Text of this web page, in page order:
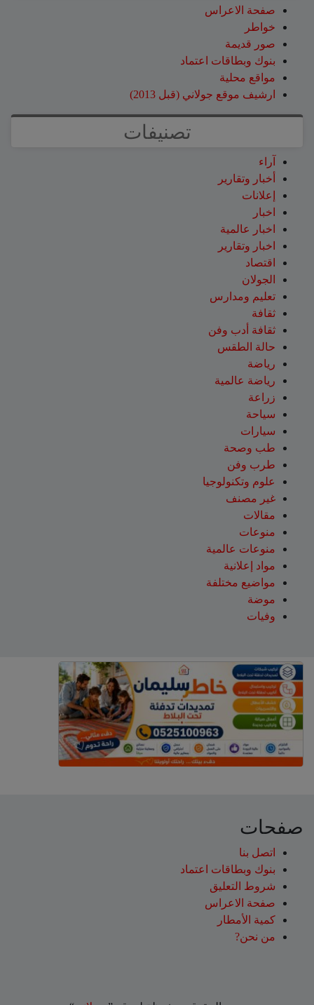
صفحة الاعراس
خواطر
صور قديمة
بنوك وبطاقات اعتماد
مواقع محلية
ارشيف موقع جولاني (قبل 2013)
تصنيفات
آراء
أخبار وتقارير
إعلانات
اخبار
اخبار عالمية
اخبار وتقارير
اقتصاد
الجولان
تعليم ومدارس
ثقافة
ثقافة أدب وفن
حالة الطقس
رياضة
رياضة عالمية
زراعة
سياحة
سيارات
طب وصحة
طرب وفن
علوم وتكنولوجيا
غير مصنف
مقالات
منوعات
منوعات عالمية
مواد إعلانية
مواضيع مختلفة
موضة
وفيات
صفحات
اتصل بنا
بنوك وبطاقات اعتماد
شروط التعليق‎
صفحة الاعراس
كمية الأمطار
من نحن?